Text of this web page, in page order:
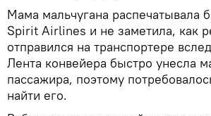
Мама мальчугана распечатывала
Spirit Airlines и не заметила, как
отправился на транспортере
Лента конвейера быстро унесла
пассажира, поэтому
найти его.